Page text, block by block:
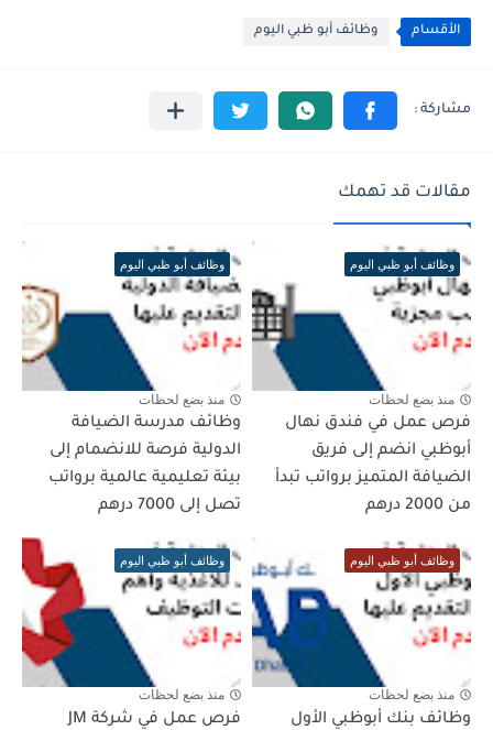
الأقسام وظائف أبو ظبي اليوم
مقالات قد تهمك
وظائف أبو ظبي اليوم
منذ بضع لحظات
فرص عمل في فندق نهال
أبوظبي انضم إلى فريق
الضيافة المتميز برواتب تبدأ
من 2000 درهم
وظائف أبو ظبي اليوم
منذ بضع لحظات
وظائف مدرسة الضيافة
الدولية فرصة للانضمام إلى
بيئة تعليمية عالمية برواتب
تصل إلى 7000 درهم
وظائف أبو ظبي اليوم
منذ بضع لحظات
وظائف بنك أبوظبي الأول
وظائف أبو ظبي اليوم
منذ بضع لحظات
فرص عمل في شركة JM